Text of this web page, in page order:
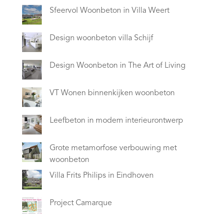
Sfeervol Woonbeton in Villa Weert
Design woonbeton villa Schijf
Design Woonbeton in The Art of Living
VT Wonen binnenkijken woonbeton
Leefbeton in modern interieurontwerp
Grote metamorfose verbouwing met
woonbeton
Villa Frits Philips in Eindhoven
Project Camarque